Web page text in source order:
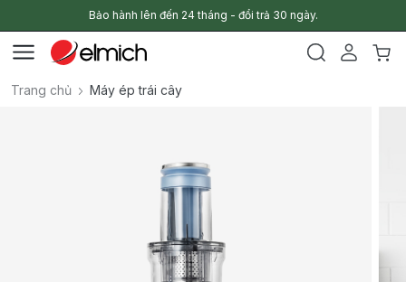
Bảo hành lên đến 24 tháng - đổi trả 30 ngày.
Trang chủ Máy ép trái cây